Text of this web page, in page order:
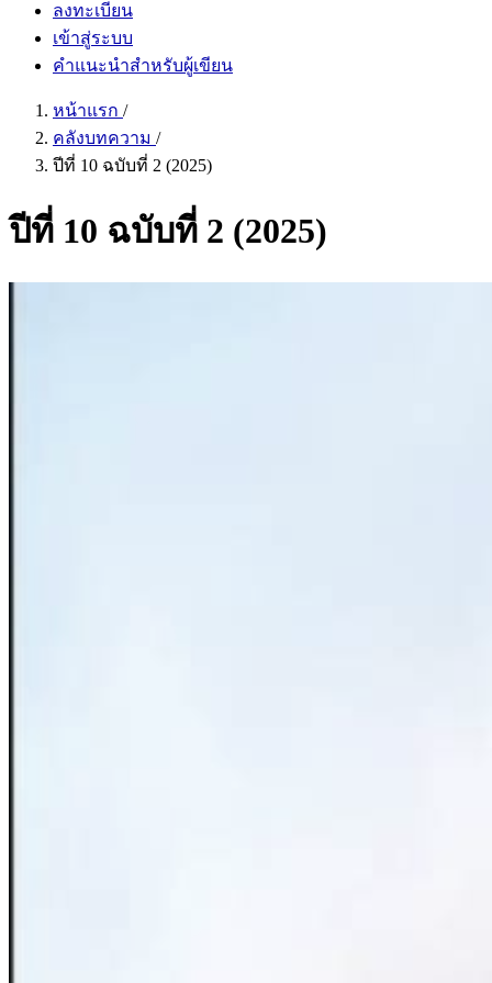
ลงทะเบียน
เข้าสู่ระบบ
คำแนะนำสำหรับผู้เขียน
หน้าแรก /
คลังบทความ /
ปีที่ 10 ฉบับที่ 2 (2025)
ปีที่ 10 ฉบับที่ 2 (2025)